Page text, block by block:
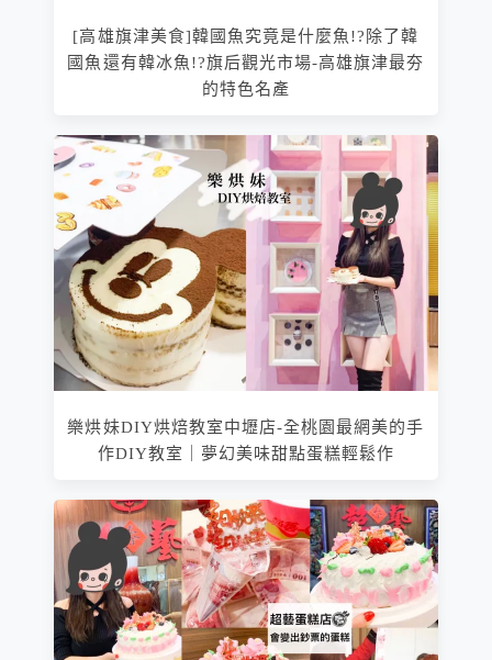
[高雄旗津美食]韓國魚究竟是什麼魚!?除了韓
國魚還有韓冰魚!?旗后觀光市場-高雄旗津最夯
的特色名產
樂烘妹DIY烘焙教室中壢店-全桃園最網美的手
作DIY教室｜夢幻美味甜點蛋糕輕鬆作